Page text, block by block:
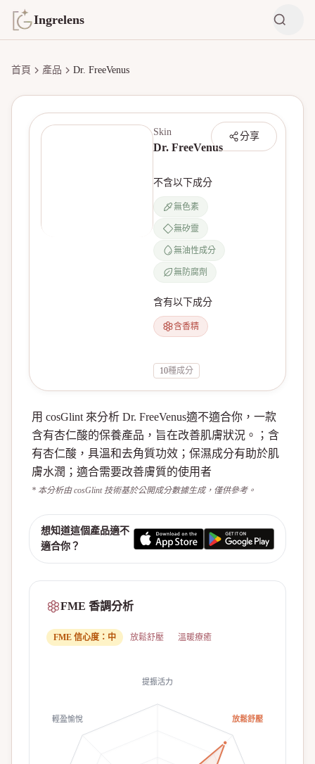
Ingrelens
首頁 產品 Dr. FreeVenus
分享
Skin
Dr. FreeVenus
不含以下成分
無色素
無矽靈
無油性成分
無防腐劑
含有以下成分
含香精
10種成分
用 cosGlint 來分析 Dr. FreeVenus適不適合你，一款
含有杏仁酸的保養產品，旨在改善肌膚狀況。；含
有杏仁酸，具溫和去角質功效；保濕成分有助於肌
膚水潤；適合需要改善膚質的使用者
* 本分析由 cosGlint 技術基於公開成分數據生成，僅供參考。
想知道這個產品適不
適合你？
FME 香調分析
FME 信心度： 中 放鬆舒壓 溫暖療癒
提振活力
放鬆舒壓
輕盈愉悅